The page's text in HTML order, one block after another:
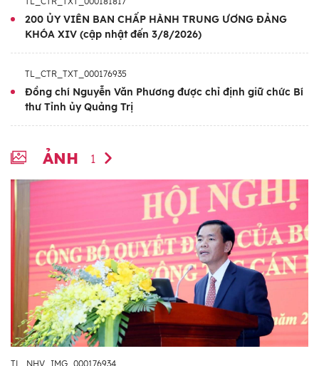
200 ỦY VIÊN BAN CHẤP HÀNH TRUNG ƯƠNG ĐẢNG
KHÓA XIV (cập nhật đến 3/8/2026)
TL_CTR_TXT_000176935
Đồng chí Nguyễn Văn Phương được chỉ định giữ chức Bí
thư Tỉnh ủy Quảng Trị
ẢNH 1
TL_NHV_IMG_000176934